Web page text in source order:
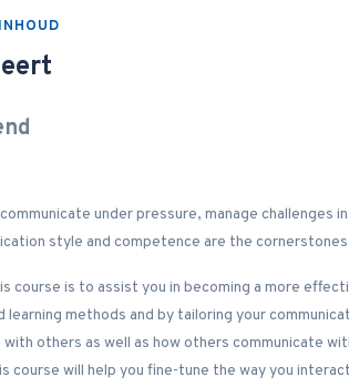
under pressure, manage
style and competence are the
course is to assist you in becoming a more
learning methods and by tailoring your
others as well as how others communicate
course will help you fine-tune the way you